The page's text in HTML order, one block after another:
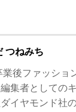
つねみち
後ファッショ
集者としての
イヤモンド社